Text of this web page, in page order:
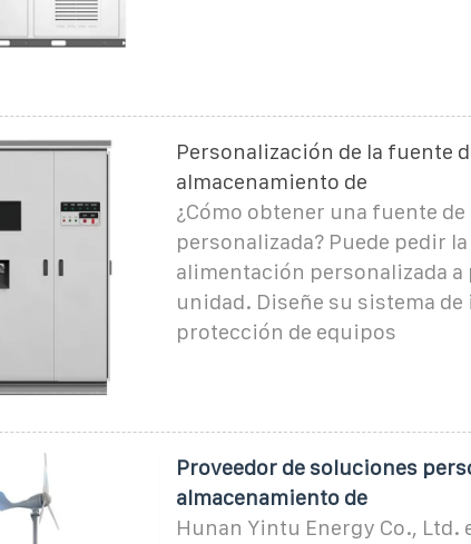
Personalización de la fuente
almacenamiento de
¿Cómo obtener una fuente
personalizada? Puede pedir
alimentación personalizada a
unidad. Diseñe su sistema
protección de equipos
Proveedor de soluciones
almacenamiento de
Hunan Yintu Energy Co., Ltd.